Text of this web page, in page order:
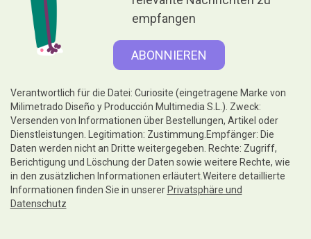
empfangen
Verantwortlich für die Datei: Curiosite (eingetragene Marke von
Milimetrado Diseño y Producción Multimedia S.L.). Zweck:
Versenden von Informationen über Bestellungen, Artikel oder
Dienstleistungen. Legitimation: Zustimmung.Empfänger: Die
Daten werden nicht an Dritte weitergegeben. Rechte: Zugriff,
Berichtigung und Löschung der Daten sowie weitere Rechte, wie
in den zusätzlichen Informationen erläutert.Weitere detaillierte
Informationen finden Sie in unserer Privatsphäre und
Datenschutz